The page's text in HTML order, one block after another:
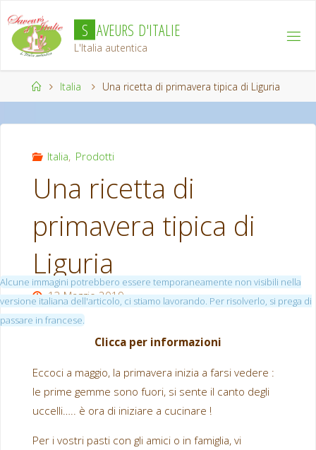
contenuto
S AVEURS D'ITAL IE
L'Italia autentica
HomeItalia Una ricetta di primavera tipica di Liguria
Italia, Prodotti
Una ricetta di
primavera tipica di
Liguria
13 Maggio 2019
Clicca per informazioni
Eccoci a maggio, la primavera inizia a farsi vedere :
le prime gemme sono fuori, si sente il canto degli
uccelli….. è ora di iniziare a cucinare !
Per i vostri pasti con gli amici o in famiglia, vi
Alcune immagini potrebbero essere temporaneamente non visibili nella
versione italiana dell'articolo, ci stiamo lavorando. Per risolverlo, si prega di
passare in francese.